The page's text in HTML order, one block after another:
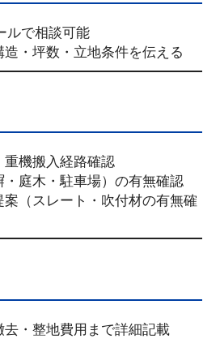
ルで相談可能
・坪数・立地条件を伝える
機搬入経路確認
庭木・駐車場）の有無確認
（スレート・吹付材の有無確
去・整地費用まで詳細記載